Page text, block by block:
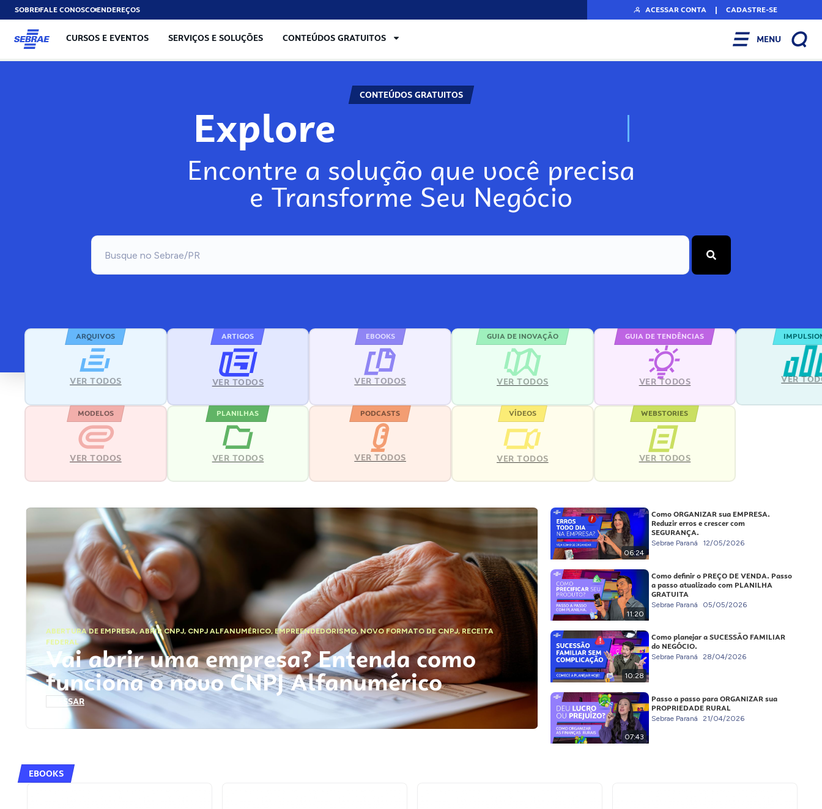
SOBREFALE CONOSCOENDEREÇOS ACESSAR CONTA | CADASTRE-SE
CURSOS E EVENTOS SERVIÇOS E SOLUÇÕES CONTEÚDOS GRATUITOS MENU
CONTEÚDOS GRATUITOS
Explore N
Encontre a solução que você precisa
e Transforme Seu Negócio
ARQUIVOS
VER TODOS
ARTIGOS
VER TODOS
EBOOKS
VER TODOS
GUIA DE INOVAÇÃO
VER TODOS
GUIA DE TENDÊNCIAS
VER TODOS VER
MODELOS
VER TODOS
PLANILHAS
VER TODOS
PODCASTS
VER TODOS
VÍDEOS
VER TODOS
WEBSTORIES
VER TODOS
ABERTURA DE EMPRESA,ABRIR CNPJ, CNPJ ALFANUMÉRICO, EMPREENDEDORISMO,NOVO FORMATO DE CNPJ,RECEITA
FEDERAL
Vai abrir uma empresa? Entenda como
funciona o novo CNPJ Alfanumérico
ACESSAR
06:24
Como ORGANIZAR sua EMPRESA.
Reduzir erros e crescer com
SEGURANÇA.
Sebrae Paraná 12/05/2026
11:20
Como definir o PREÇO DE VENDA. Passo
a passo atualizado com PLANILHA
GRATUITA
Sebrae Paraná 05/05/2026
10:28
Como planejar a SUCESSÃO FAMILIAR
do NEGÓCIO.
Sebrae Paraná 28/04/2026
07:43
Passo a passo para ORGANIZAR sua
PROPRIEDADE RURAL
Sebrae Paraná 21/04/2026
EBOOKS